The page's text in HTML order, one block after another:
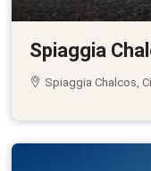
Spiaggia
Spiaggia Chalcos,